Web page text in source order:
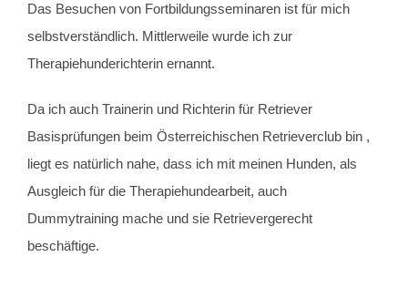
Das Besuchen von Fortbildungsseminaren ist für mich
selbstverständlich. Mittlerweile wurde ich zur
Therapiehunderichterin ernannt.
Da ich auch Trainerin und Richterin für Retriever
Basisprüfungen beim Österreichischen Retrieverclub bin ,
liegt es natürlich nahe, dass ich mit meinen Hunden, als
Ausgleich für die Therapiehundearbeit, auch
Dummytraining mache und sie Retrievergerecht
beschäftige.